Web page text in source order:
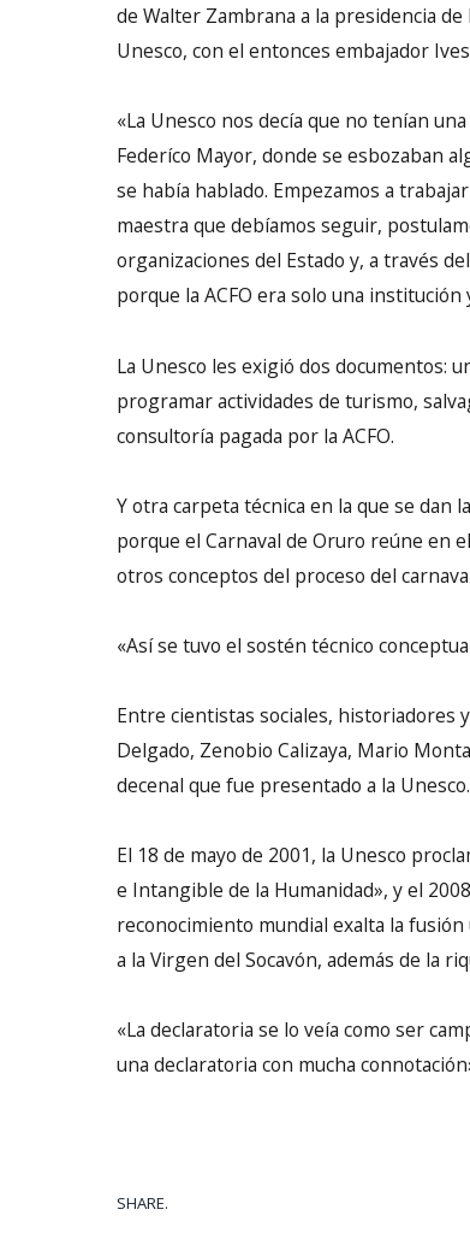
de Walter Zambrana a la presidencia
Unesco, con el entonces embajador
«La Unesco nos decía que no tenían
Federíco Mayor, donde se esbozaban
se había hablado. Empezamos a
maestra que debíamos seguir,
organizaciones del Estado y, a través
porque la ACFO era solo una
La Unesco les exigió dos documentos:
programar actividades de turismo,
consultoría pagada por la ACFO.
Y otra carpeta técnica en la que se dan
porque el Carnaval de Oruro reúne en
otros conceptos del proceso del
«Así se tuvo el sostén técnico
Entre cientistas sociales, historiadores
Delgado, Zenobio Calizaya, Mario
decenal que fue presentado a la Unesco.
El 18 de mayo de 2001, la Unesco
e Intangible de la Humanidad», y el
reconocimiento mundial exalta la
a la Virgen del Socavón, además de la
«La declaratoria se lo veía como ser
una declaratoria con mucha
SHARE.